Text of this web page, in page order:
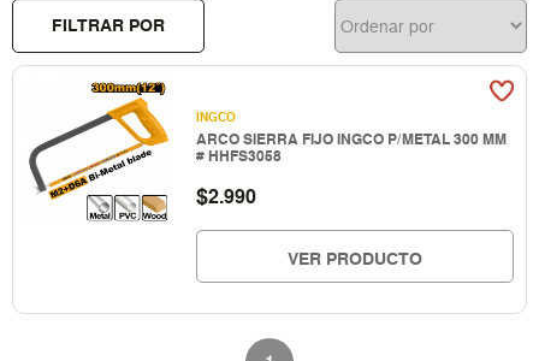
FILTRAR POR
INGCO
ARCO SIERRA FIJO INGCO P/METAL 300 MM
# HHFS3058
$2.990
VER PRODUCTO